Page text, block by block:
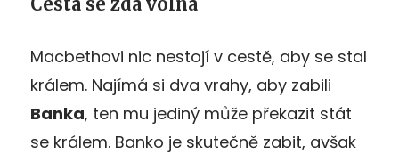
Macbethovi nic nestojí v cestě, aby se stal
králem. Najímá si dva vrahy, aby zabili
Banka, ten mu jediný může překazit stát
se králem. Banko je skutečně zabit, avšak